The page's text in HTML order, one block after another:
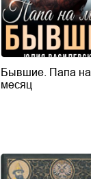
Бывшие. Папа на
месяц